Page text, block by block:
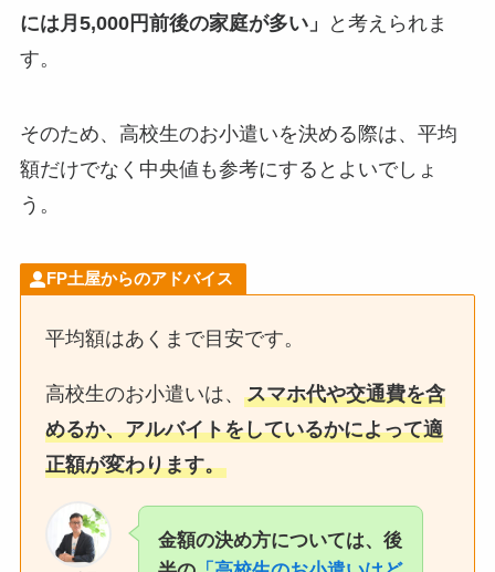
には月5,000円前後の家庭が多い」
と考えられま
す。
そのため、高校生のお小遣いを決める際は、平均
額だけでなく中央値も参考にするとよいでしょ
う。
FP土屋からのアドバイス
平均額はあくまで目安です。
高校生のお小遣いは、スマホ代や交通費を含
めるか、アルバイトをしているかによって適
正額が変わります。
金額の決め方については、後